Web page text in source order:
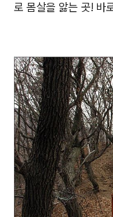
로 몸살을 앓는 곳! 바